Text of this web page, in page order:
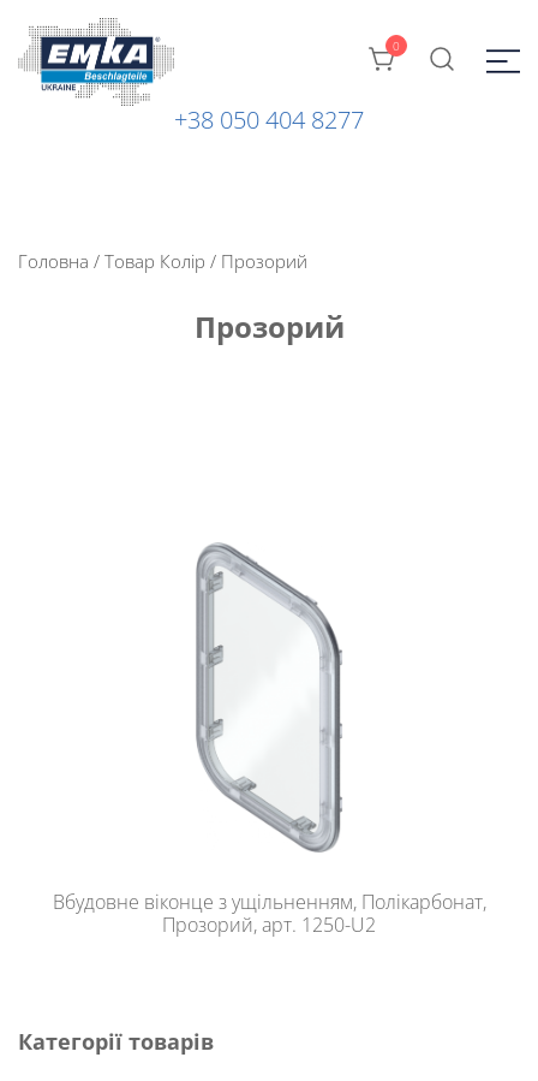
ЕМКА УКРАЇНА
Промислова фурнітура: замки, петлі та ін. від ТМ "EMKA
0
+38 050 404 8277
Головна / Товар Колір / Прозорий
Прозорий
Вбудовне віконце з ущільненням, Полікарбонат,
Прозорий, арт. 1250-U2
Категорії товарів